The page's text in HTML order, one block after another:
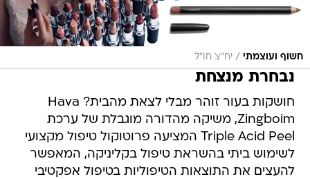
חשוף ועוצמתי / יח"צ חו"ל
נבחרת מנצחת
חושקות בעור זוהר מבלי לצאת מהבית? Hava
Zingboim, משיקה מהדורה מוגבלת של ערכת
Triple Acid Peel המציעה פרוטוקול טיפול מקצועי
לשימוש ביתי בהשראת טיפול בקליניקה, המאפשר
להעצים את התוצאות הטיפוליות בטיפול אפקטיבי